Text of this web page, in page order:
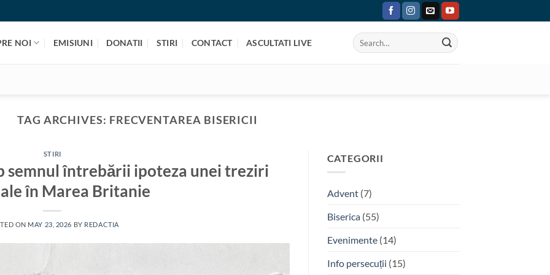
NOI EMISIUNI DONATII STIRI CONTACT ASCULTATI LIVE
TAG ARCHIVES: FRECVENTAREA BISERICII
STIRI
semnul întrebării ipoteza unei treziri
în Marea Britanie
ON MAY 23, 2026 BY REDACTIA
CATEGORII
Advent(7)
Biserica(55)
Evenimente(14)
Info persecuții (15)